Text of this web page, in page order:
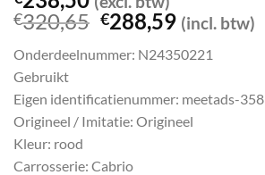
€320,65 Oorspronkelijke
was:
€288,59Huidige
prijs
is:
(incl. btw)
Onderdeelnummer: N24350221
Gebruikt
Eigen identificatienummer: meetads-358
Origineel / Imitatie: Origineel
Kleur: rood
Carrosserie: Cabrio